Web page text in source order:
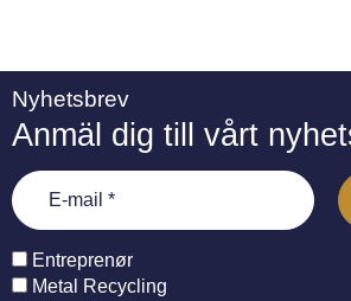
Nyhetsbrev
Anmäl dig till vårt
Entreprenør
Metal Recycling